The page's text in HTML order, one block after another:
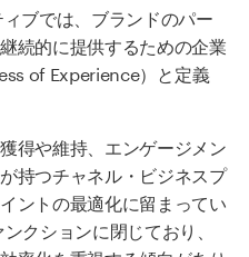
ブでは、ブランドのパー
続的に提供するための企業
of Experience） と定義
得や維持、エンゲージメン
持つチャネル・ビジネスプ
ントの最適化に留まってい
クションに閉じており、